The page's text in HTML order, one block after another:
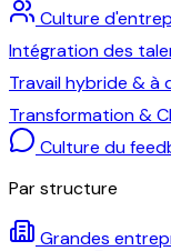
Culture
Intégration des
Travail hybride & à
Transformation &
Culture du
Par structure
Grandes